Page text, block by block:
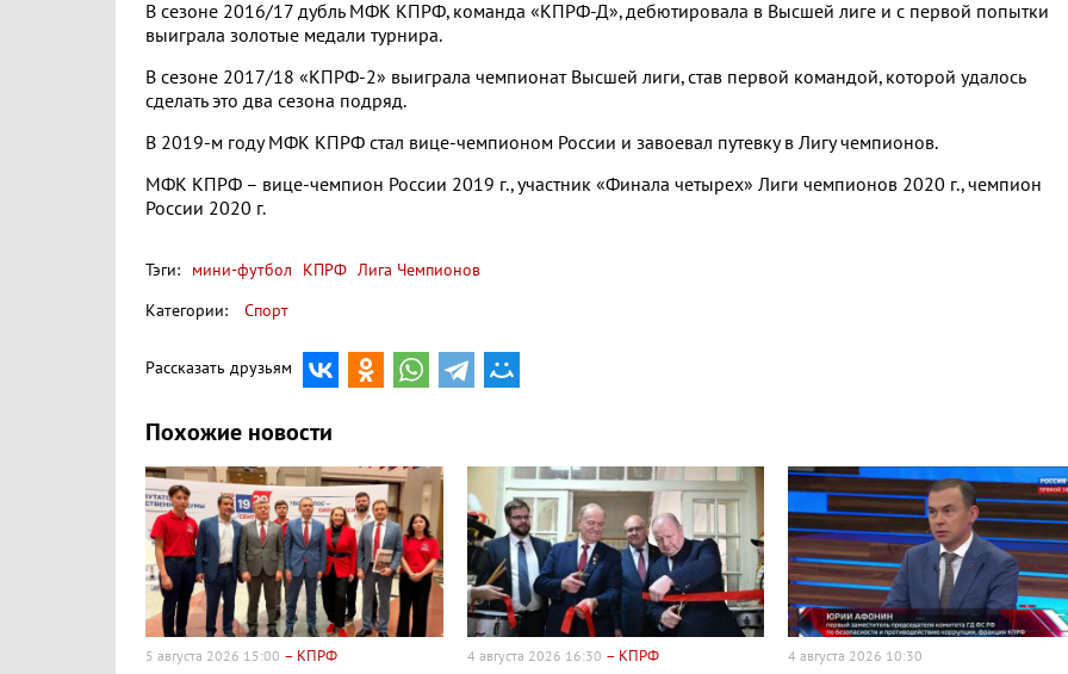
В сезоне 2016/17 дубль МФК КПРФ, команда «КПРФ-Д», дебютировала в Высшей лиге и с первой попытки
выиграла золотые медали турнира.
В сезоне 2017/18 «КПРФ-2» выиграла чемпионат Высшей лиги, став первой командой, которой удалось
сделать это два сезона подряд.
В 2019-м году МФК КПРФ стал вице-чемпионом России и завоевал путевку в Лигу чемпионов.
МФК КПРФ – вице-чемпион России 2019 г., участник «Финала четырех» Лиги чемпионов 2020 г., чемпион
России 2020 г.
Тэги: мини-футбол КПРФ Лига Чемпионов
Категории:
Спорт
Рассказать друзьям
Похожие новости
5 августа 2026 15:00 – КПРФ 4 августа 2026 16:30 – КПРФ 4 августа 2026 10:30